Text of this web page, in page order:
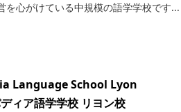
を心がけている中規模の語学学校です...
Language School Lyon
ィア語学学校 リヨン校